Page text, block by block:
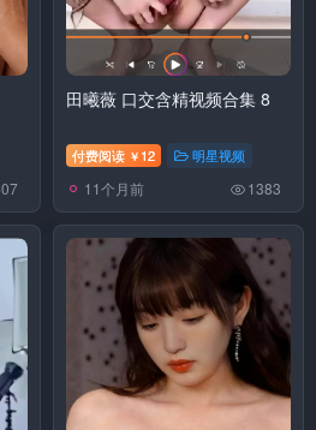
田曦薇 口交含精视频合集 8
付费阅读 ￥ 12 明星视频
11个月前 1383